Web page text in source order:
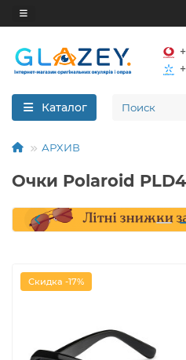
Каталог
АРХИВ
Очки Polaroid
Скидка -17%